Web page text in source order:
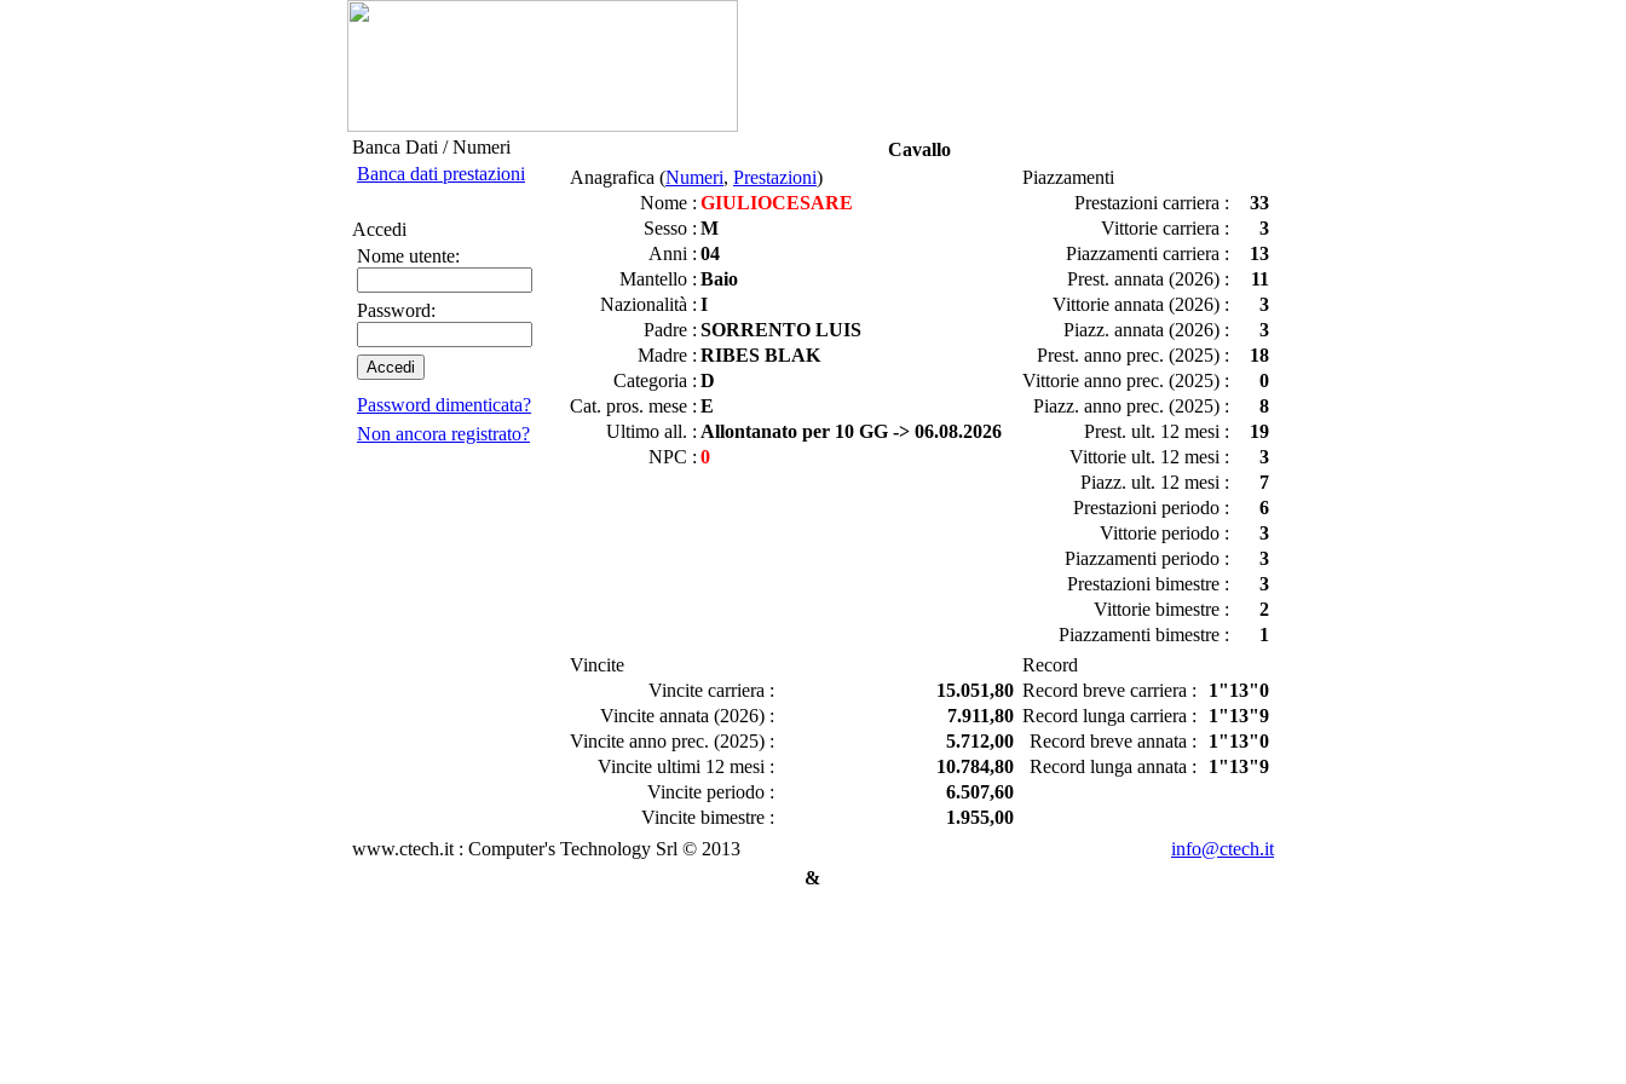
Banca Dati / Numeri
Banca dati prestazioni
Accedi
Nome utente:
Password:
Password dimenticata?
Non ancora registrato?
Cavallo
Anagrafica (Numeri, Prestazioni)
Nome : GIULIOCESARE
Sesso : M
Anni : 04
Mantello : Baio
Nazionalità : I
Padre : SORRENTO LUIS
Madre : RIBES BLAK
Categoria : D
Cat. pros. mese : E
Ultimo all. : Allontanato per 10 GG -> 06.08.2026
NPC : 0
Piazzamenti
Prestazioni carriera :
33
Vittorie carriera :
3
Piazzamenti carriera :
13
Prest. annata (2026) :
11
Vittorie annata (2026) :
3
Piazz. annata (2026) :
3
Prest. anno prec. (2025) :
18
Vittorie anno prec. (2025) :
0
Piazz. anno prec. (2025) :
8
Prest. ult. 12 mesi :
19
Vittorie ult. 12 mesi :
3
Piazz. ult. 12 mesi :
7
Prestazioni periodo :
6
Vittorie periodo :
3
Piazzamenti periodo :
3
Prestazioni bimestre :
3
Vittorie bimestre :
2
Piazzamenti bimestre :
1
Vincite
Vincite carriera :
15.051,80
Vincite annata (2026) :
7.911,80
Vincite anno prec. (2025) :
5.712,00
Vincite ultimi 12 mesi :
10.784,80
Vincite periodo :
6.507,60
Vincite bimestre :
1.955,00
Record
Record breve carriera :
1"13"0
Record lunga carriera :
1"13"9
Record breve annata :
1"13"0
Record lunga annata :
1"13"9
www.ctech.it : Computer's Technology Srl © 2013
info@ctech.it
&